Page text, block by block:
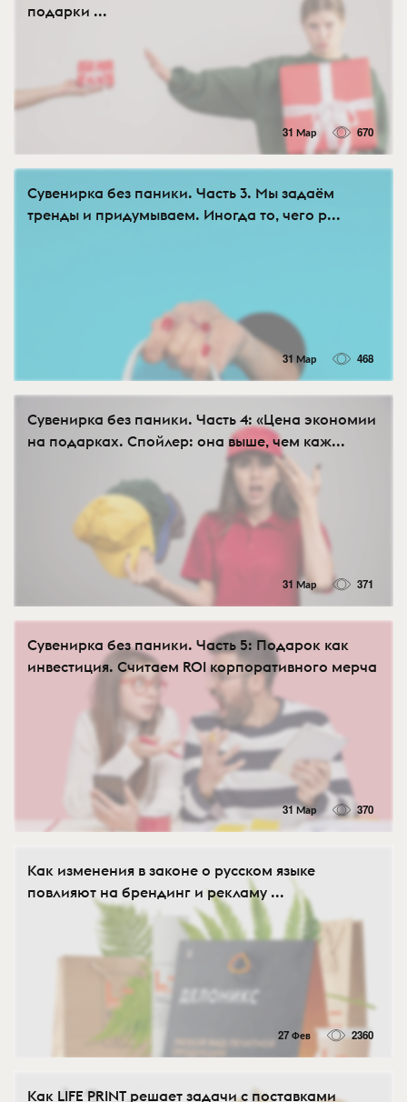
подарки ...
31 Мар 670
Сувенирка без паники. Часть 3. Мы задаём
тренды и придумываем. Иногда то, чего р...
31 Мар 468
Сувенирка без паники. Часть 4: «Цена экономии
на подарках. Спойлер: она выше, чем каж...
31 Мар 371
Сувенирка без паники. Часть 5: Подарок как
инвестиция. Считаем ROI корпоративного мерча
31 Мар 370
Как изменения в законе о русском языке
повлияют на брендинг и рекламу ...
27 Фев 2360
Как LIFE PRINT решает задачи с поставками